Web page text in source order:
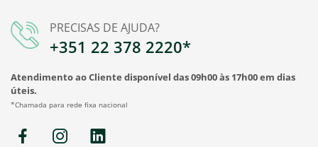
PRECISAS DE AJUDA?
+351 22 378 2220*
Atendimento ao Cliente disponível das 09h00 às 17h00 em dias
úteis.
*Chamada para rede fixa nacional